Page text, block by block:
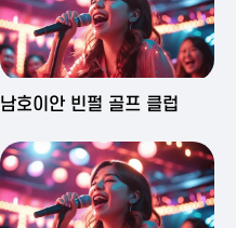
2025-06-03 15:09
남호이안 빈펄 골프 클럽